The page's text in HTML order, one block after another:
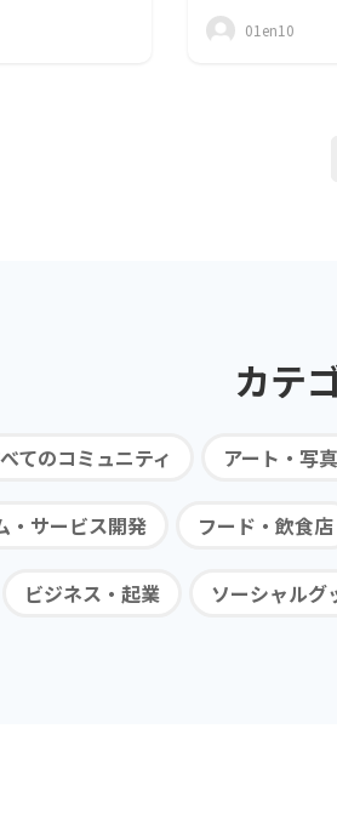
01en10
カテ
てのコミュニティ アート・写真
・サービス開発 フード・飲食店
ビジネス・起業 ソーシャルグ